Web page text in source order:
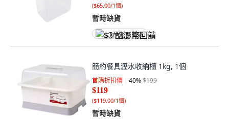
($65.00/1個)
暫時缺貨
$3 酷澎幣回饋
簡約餐具瀝水收納櫃 1kg, 1個
首購折扣價 40%$199
$119
($119.00/1個)
暫時缺貨